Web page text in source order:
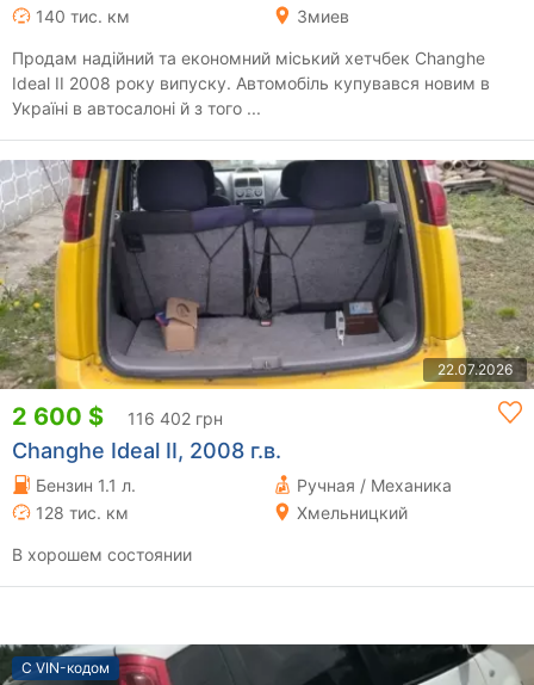
140 тис. км
Змиев
Продам надійний та економний міський хетчбек Changhe
Ideal II 2008 року випуску. Автомобіль купувався новим в
Україні в автосалоні й з того ...
22.07.2026
2 600 $ 116 402 грн
Changhe Ideal II, 2008 г.в.
Бензин 1.1 л.
Ручная / Механика
128 тис. км
Хмельницкий
В хорошем состоянии
С VIN-кодом